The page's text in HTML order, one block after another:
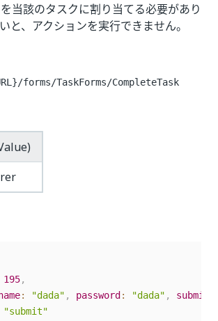
当該のタスクに割り当てる必要があり
と、アクションを実行できません。
forms/TaskForms/CompleteTask
195,
: "dada" , password : "dada" , submit
"submit"